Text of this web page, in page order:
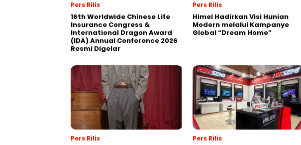
Pers Rilis
16th Worldwide Chinese Life
Insurance Congress &
International Dragon Award
(IDA) Annual Conference 2026
Resmi Digelar
Pers Rilis
Himel Hadirkan Visi Hunian
Modern melalui Kampanye
Global “Dream Home”
Pers Rilis Pers Rilis